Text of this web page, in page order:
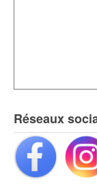
Réseaux